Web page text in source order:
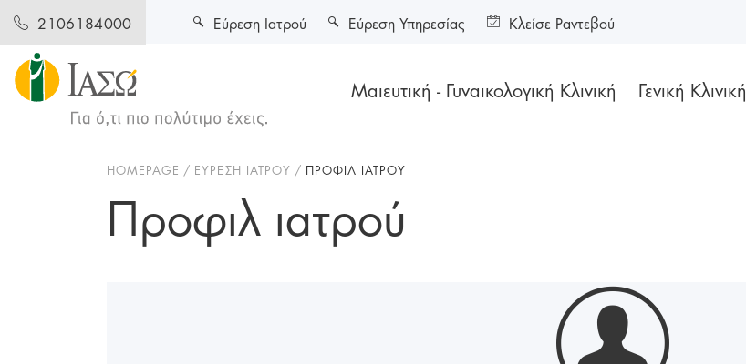
2106184000
Μαιευτική - Γυναικολογική Κλινική Γενική Κλινική
Εύρεση Ιατρού Εύρεση Υπηρεσίας Κλείσε Ραντεβού
HOMEPAGE ΕΥΡΕΣΗ ΙΑΤΡΟΥ ΠΡΟΦΙΛ ΙΑΤΡΟΥ
Προφιλ ιατρού